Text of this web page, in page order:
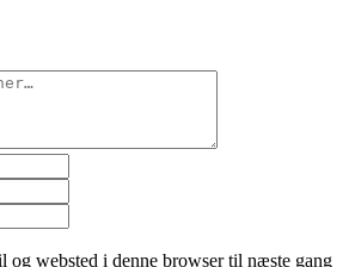
og websted i denne browser til næste gang